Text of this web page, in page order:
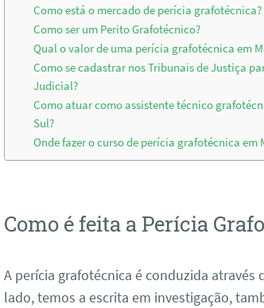
Como está o mercado de perícia grafotécnica?
Como ser um Perito Grafotécnico?
Qual o valor de uma perícia grafotécnica em
Como se cadastrar nos Tribunais de Justiça
Judicial?
Como atuar como assistente técnico
Sul?
Onde fazer o curso de perícia grafotécnica em
Como é feita a Perícia
A perícia grafotécnica é conduzida
lado, temos a escrita em investigação,